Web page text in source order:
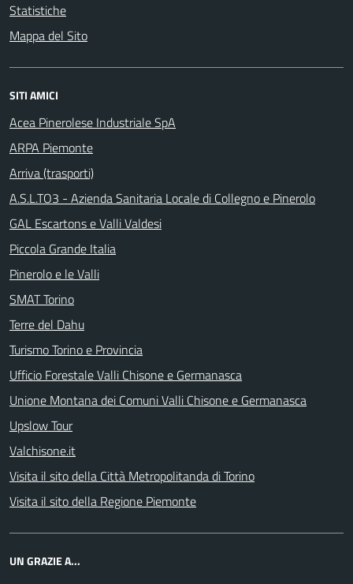
Statistiche
Mappa del Sito
SITI AMICI
Acea Pinerolese Industriale SpA
ARPA Piemonte
Arriva (trasporti)
A.S.L.TO3 - Azienda Sanitaria Locale di Collegno e Pinerolo
GAL Escartons e Valli Valdesi
Piccola Grande Italia
Pinerolo e le Valli
SMAT Torino
Terre del Dahu
Turismo Torino e Provincia
Ufficio Forestale Valli Chisone e Germanasca
Unione Montana dei Comuni Valli Chisone e Germanasca
Upslow Tour
Valchisone.it
Visita il sito della Città Metropolitanda di Torino
Visita il sito della Regione Piemonte
UN GRAZIE A...